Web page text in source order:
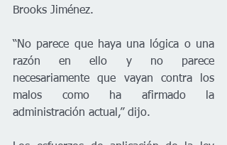
Brooks Jiménez.
“No parece que haya una lógica o una
razón en ello y no parece
necesariamente que vayan contra los
malos como ha afirmado la
administración actual,” dijo.